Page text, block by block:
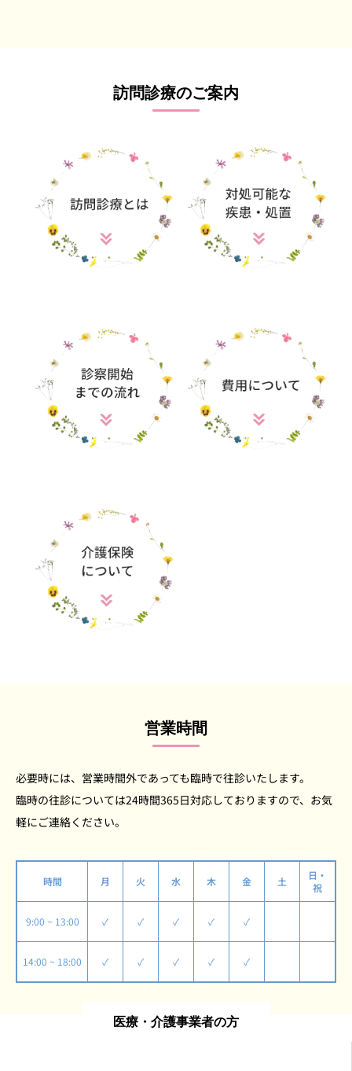
訪問診療のご案内
営業時間
必要時には、営業時間外であっても臨時で往診いたします。
臨時の往診については24時間365日対応しておりますので、お気
軽にご連絡ください。
時間 月 火 水 木 金 土
日・
祝
9:00 ~ 13:00 ✓ ✓ ✓ ✓ ✓
14:00 ~ 18:00 ✓ ✓ ✓ ✓ ✓
医療・介護事業者の方